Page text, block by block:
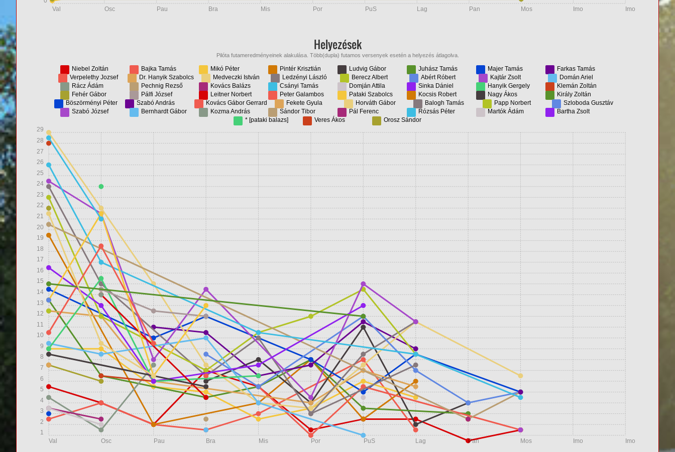
Val Osc Pau Bra Mis Por PuS Lag Pan Mos Imo Imo
Helyezések
Pilóta futameredményeinek alakulása. Több(dupla) futamos versenyek esetén a helyezés átlagolva.
Niebel Zoltán Bajka Tamás Mikó Péter Pintér Krisztián Ludvig Gábor Juhász Tamás Majer Tamás
Farkas Tamás
Verpelethy Jozsef
Dr. Hanyik Szabolcs Medveczki István Ledzényi László Berecz Albert Abért Róbert Kajtár Zsolt
Domán Ariel
Rácz Ádám
Pechnig Rezső Kovács Balázs Csányi Tamás Domján Attila Sinka Dániel Hanyik Gergely
Klemán Zoltán
Fehér Gábor
Pálfi József Leitner Norbert Peter Galambos Pataki Szabolcs Kocsis Robert Nagy Ákos
Király Zoltán
Böszörményi Péter
Szabó András Kovács Gábor Gerrard Fekete Gyula Horváth Gábor Balogh Tamás Papp Norbert
Szloboda Gusztáv
Szabó József
Bernhardt Gábor Kozma András Sándor Tibor Pál Ferenc Rózsás Péter Martók Ádám
Bartha Zsolt
* [pataki balazs]
Veres Ákos Orosz Sándor
Val Osc Pau Bra Mis Por PuS Lag Pan Mos Imo Imo
1
2
3
4
5
6
7
8
9
10
11
12
13
14
15
16
17
18
19
20
21
22
23
24
25
26
27
28
29